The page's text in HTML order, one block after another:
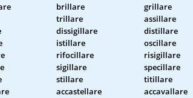
brillare grillare
trillare assillare
dissigillare distillare
istillare oscillare
rifocillare risigillare
sigillare specillare
stillare titillare
accastellare accavallare